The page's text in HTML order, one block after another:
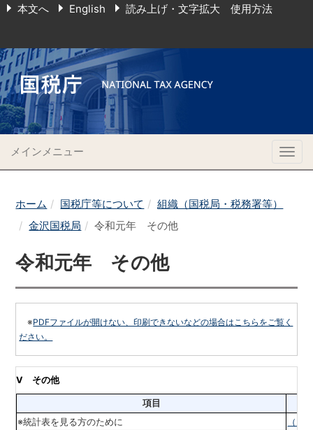
本文へ English 読み上げ・文字拡大 使用方法
メインメニュー
ホーム 国税庁等について
組織（国税局・税務署等）
金沢国税局
令和元年 その他
令和元年 その他
※PDFファイルが開けない、印刷できないなどの場合はこちらをご覧く
ださい。
Ⅴ その他
項目
※統計表を見る方のために
（